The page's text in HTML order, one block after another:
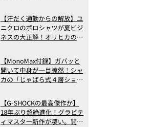
記事ランキングベスト3】
（2026年6月版）
【汗だく通勤からの解放】ユ
ニクロのポロシャツが夏ビジ
ネスの大正解！オリヒカの透
アの実力
【MonoMax付録】ガバッと
開いて中身が一目瞭然！シャ
カの「じゃばら式４層ショル
った！
【G-SHOCKの最高傑作か】
18年ぶり超絶進化！グラビテ
ィマスター新作が凄い。開発